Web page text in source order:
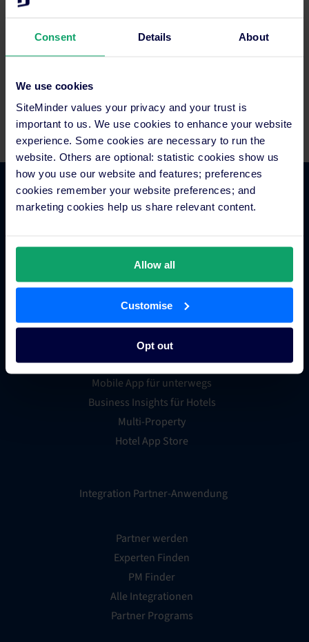
Consent Details About
We use cookies
SiteMinder values your privacy and your trust is
important to us. We use cookies to enhance your website
experience. Some cookies are necessary to run the
website. Others are optional: statistic cookies show us
how you use our website and features; preferences
cookies remember your website preferences; and
marketing cookies help us share relevant content.
Allow all
Customise
Opt out
Fordern Sie Bewertungen und
Feedback von Ihren Gästen an.
Hotel Commerce
Hotel Channel Manager
Hotel Metasuche
Globales Distributionssystem
Gäste-Engagement
Buchungssystem für Hotels
Hotel Webseitengestalter
Zahlungsverarbeitung für Hotels
Mobile App für unterwegs
Business Insights für Hotels
Multi-Property
Hotel App Store
Integration Partner-Anwendung
Partner werden
Experten Finden
PM Finder
Alle Integrationen
Partner Programs